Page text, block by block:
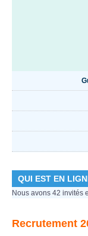
QUI EST EN
Nous avons 42 invités
Recrutement